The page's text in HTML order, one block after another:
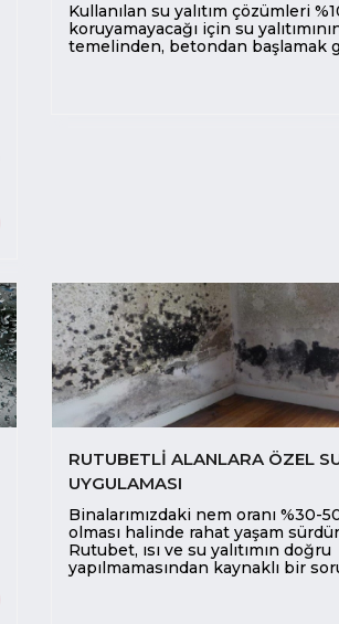
Kullanılan su yalıtım çözümleri
koruyamayacağı için su
temelinden, betondan başlamak
RUTUBETLİ ALANLARA ÖZEL
UYGULAMASI
Binalarımızdaki nem oranı %30-
olması halinde rahat yaşam
Rutubet, ısı ve su yalıtımın doğru
yapılmamasından kaynaklı bir